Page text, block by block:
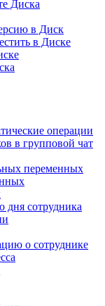
Диска
в Диск
в Диске
операции
в групповой чат
переменных
дня сотрудника
о сотруднике